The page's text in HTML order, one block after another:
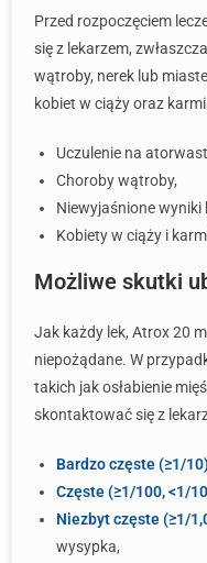
Przed rozpoczęciem
się z lekarzem,
wątroby, nerek lub
kobiet w ciąży oraz
Uczulenie na
Choroby wątroby,
Niewyjaśnione
Kobiety w ciąży i
Możliwe skutki
Jak każdy lek, Atrox 20
niepożądane. W
takich jak osłabienie
skontaktować się z
Bardzo częste (≥1/
Częste (≥1/100, <1/
Niezbyt częste (≥1/
wysypka,